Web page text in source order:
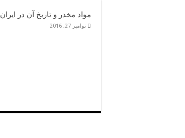
مواد مخدر و تاریخ آن در ایران
نوامبر 27, 2016